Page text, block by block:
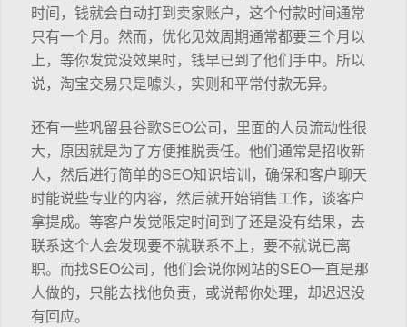
时间，钱就会自动打到卖家账户，这个付款时间通常
只有一个月。然而，优化见效周期通常都要三个月以
上，等你发觉没效果时，钱早已到了他们手中。所以
说，淘宝交易只是噱头，实则和平常付款无异。
还有一些巩留县谷歌SEO公司，里面的人员流动性很
大，原因就是为了方便推脱责任。他们通常是招收新
人，然后进行简单的SEO知识培训，确保和客户聊天
时能说些专业的内容，然后就开始销售工作，谈客户
拿提成。等客户发觉限定时间到了还是没有结果，去
联系这个人会发现要不就联系不上，要不就说已离
职。而找SEO公司，他们会说你网站的SEO一直是那
人做的，只能去找他负责，或说帮你处理，却迟迟没
有回应。